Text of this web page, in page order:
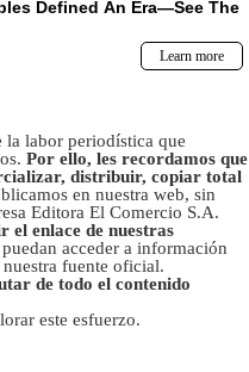
la labor periodística que
Por ello, les recordamos que
distribuir, copiar total
en nuestra web, sin
Editora El Comercio S.A.
el enlace de nuestras
acceder a información
fuente oficial.
de todo el contenido
este esfuerzo.